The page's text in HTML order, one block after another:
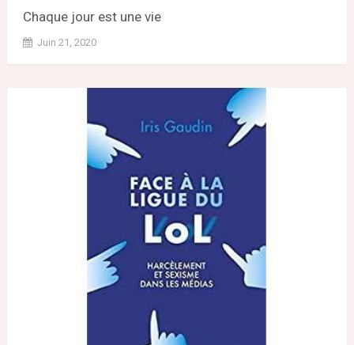
Chaque jour est une vie
Juin 21, 2020